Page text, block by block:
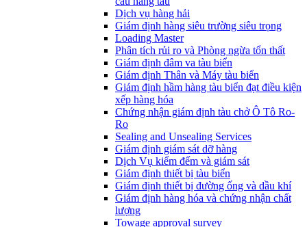
Dịch vụ hàng hải
Giám định hàng siêu trường siêu trọng
Loading Master
Phân tích rủi ro và Phòng ngừa tổn thất
​Giám định đâm va tàu biển
Giám định Thân và Máy tàu biển
​Giám định hầm hàng tàu biển đạt điều kiện
xếp hàng hóa
Chứng nhận giám định tàu chở Ô Tô Ro-
Ro
Sealing and Unsealing Services
Giám định giám sát dỡ hàng
Dịch Vụ kiểm đếm và giám sát
Giám định thiết bị tàu biển
Giám định thiết bị đường ống và dầu khí
Giám định hàng hóa và chứng nhận chất
lượng
Towage approval survey